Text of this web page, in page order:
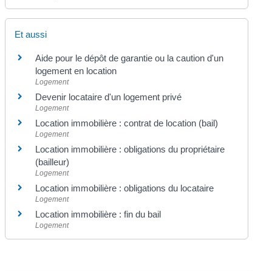
Et aussi
Aide pour le dépôt de garantie ou la caution d'un
logement en location
Logement
Devenir locataire d'un logement privé
Logement
Location immobilière : contrat de location (bail)
Logement
Location immobilière : obligations du propriétaire
(bailleur)
Logement
Location immobilière : obligations du locataire
Logement
Location immobilière : fin du bail
Logement